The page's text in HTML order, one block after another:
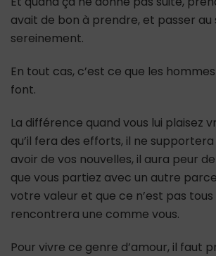
avait de bon à prendre, et passer au
sereinement.
En tout cas, c’est ce que les
font.
La différence quand vous lui plaisez
qu’il fera des efforts, il ne
avoir de vos nouvelles, il aura peur
que vous partiez avec un autre
votre valeur et que ce n’est pas tous
rencontrera une comme vous.
Pour vivre ce genre d’amour, il faut